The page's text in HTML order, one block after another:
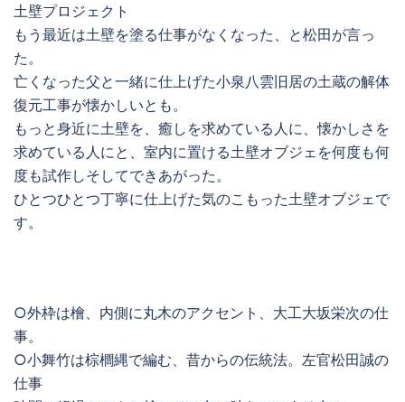
土壁プロジェクト
もう最近は土壁を塗る仕事がなくなった、と松田が言っ
た。
亡くなった父と一緒に仕上げた小泉八雲旧居の土蔵の解体
復元工事が懐かしいとも。
もっと身近に土壁を、癒しを求めている人に、懐かしさを
求めている人にと、室内に置ける土壁オブジェを何度も何
度も試作しそしてできあがった。
ひとつひとつ丁寧に仕上げた気のこもった土壁オブジェで
す。
○外枠は檜、内側に丸木のアクセント、大工大坂栄次の仕
事。
○小舞竹は棕櫚縄で編む、昔からの伝統法。左官松田誠の
仕事